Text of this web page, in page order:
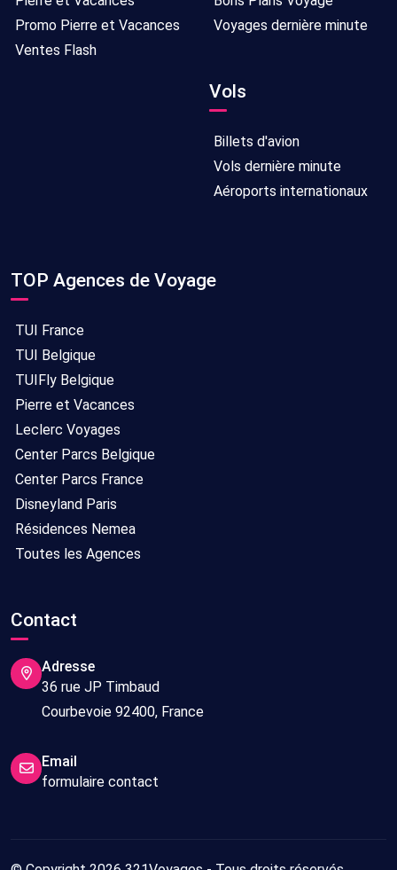
Promo Pierre et Vacances
Ventes Flash
Voyages dernière minute
Vols
Billets d'avion
Vols dernière minute
Aéroports internationaux
TOP Agences de Voyage
TUI France
TUI Belgique
TUIFly Belgique
Pierre et Vacances
Leclerc Voyages
Center Parcs Belgique
Center Parcs France
Disneyland Paris
Résidences Nemea
Toutes les Agences
Contact
Adresse
36 rue JP Timbaud
Courbevoie 92400, France
Email
formulaire contact